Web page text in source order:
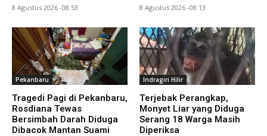
8 Agustus 2026 -08:53 8 Agustus 2026 -08:13
Pekanbaru
Tragedi Pagi di Pekanbaru,
Rosdiana Tewas
Bersimbah Darah Diduga
Dibacok Mantan Suami
Indragiri Hilir
Terjebak Perangkap,
Monyet Liar yang Diduga
Serang 18 Warga Masih
Diperiksa